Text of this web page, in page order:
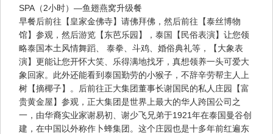
SPA（2小时）—鱼翅燕窝升级餐
早餐后前往【皇家金佛寺】请佛拜佛，然后前往【泰丝博物
馆】参观，然后游览【东芭乐园】，泰国【民俗表演】让您领
略泰国本土风情舞蹈、 泰拳、斗鸡、婚俗典礼等，【大象表
演】更能让您开怀大笑、乐得满地找牙，真想领养一头可爱大
象回家。此外还能看到泰国勤劳的小猴子，不辞辛劳帮主人上
树【摘椰子】。后前往正大集团董事长谢国民的私人庄园【富
贵黄金屋】参观，正大集团是世界上最大的华人跨国公司之
一，由华裔实业家谢易初、谢少飞兄弟于1921年在泰国曼谷创
建，在中国以外称作卜蜂集团。这个庄园也是十多年前红遍东